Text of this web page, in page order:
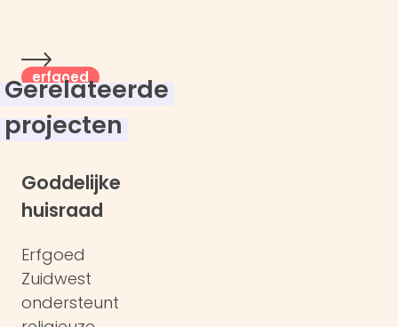
Gerelateerde
projecten
erfgoed
Goddelijke
huisraad
Erfgoed
Zuidwest
ondersteunt